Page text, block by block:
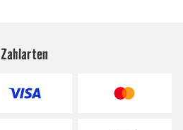
Zahlarten